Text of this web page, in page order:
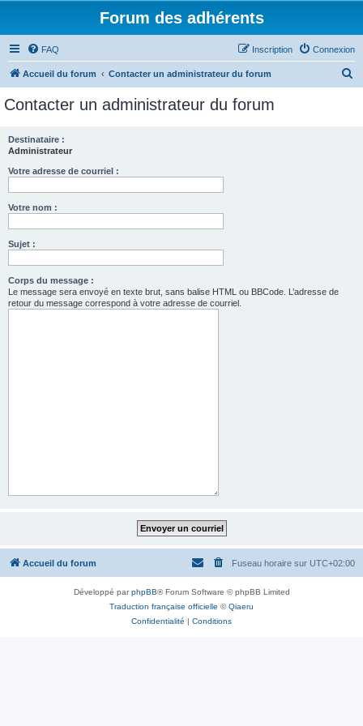
Forum des adhérents
FAQ Connexion
Inscription
Accueil du forum Contacter un administrateur du forum
Contacter un administrateur du forum
Destinataire :
Administrateur
Votre adresse de courriel :
Votre nom :
Sujet :
Corps du message :
Le message sera envoyé en texte brut, sans balise HTML ou BBCode. L’adresse de
retour du message correspond à votre adresse de courriel.
Accueil du forum Fuseau horaire sur UTC+02:00
Développé parphpBB® Forum Software © phpBB Limited
Traduction française officielle ©Qiaeru
Confidentialité | Conditions